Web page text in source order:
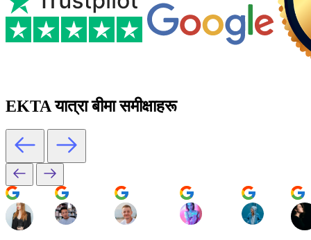
EKTA यात्रा बीमा समीक्षाहरू